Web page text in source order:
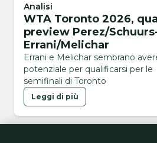
Analisi
WTA Toronto 2026,
preview Perez/
Errani/Melichar
Errani e Melichar sembrano
potenziale per qualificarsi per le
semifinali di Toronto
Leggi di più